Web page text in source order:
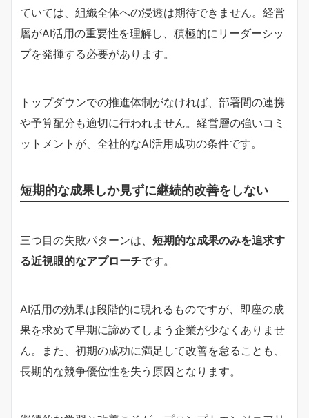
ていては、組織全体への浸透は期待できません。経営
層がAI活用の重要性を理解し、積極的にリーダーシッ
プを発揮する必要があります。
トップダウンでの推進体制がなければ、部署間の連携
や予算配分も適切に行われません。経営層の強いコミ
ットメントが、全社的なAI活用成功の条件です。
短期的な成果しか見ずに継続的改善をしない
三つ目の失敗パターンは、 短期的な成果のみを追求す
る近視眼的なアプローチです。
AI活用の効果は段階的に現れるものですが、即座の成
果を求めて早期に諦めてしまう企業が少なくありませ
ん。また、初期の成功に満足して改善を怠ることも、
長期的な競争優位性を失う原因となります。